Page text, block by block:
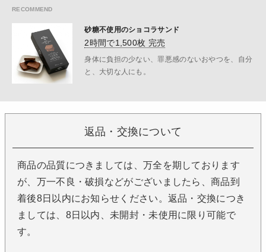
砂糖不使用のショコラサンド
2時間で1,500枚 完売
身体に負担の少ない、罪悪感のないおやつを、自分
と、大切な人にも。
返品・交換について
商品の品質につきましては、万全を期しております
が、万一不良・破損などがございましたら、商品到
着後8日以内にお知らせください。返品・交換につき
ましては、8日以内、未開封・未使用に限り可能で
す。